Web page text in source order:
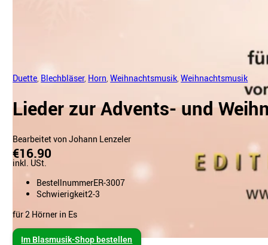
Duette Blechbläser, Horn ,Weihnachtsmusik ,Weihnachtsmusik
Lieder zur Advents- und
Bearbeitet von Johann Lenzeler
€16.90
inkl. USt.
BestellnummerER-3007
Schwierigkeit2-3
für 2 Hörner in Es
Im Blasmusik-Shop bestellen